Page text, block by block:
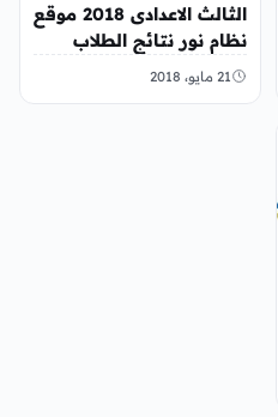
الثالث الاعدادى 2018 موقع
نظام نور نتائج الطلاب
21 مايو، 2018